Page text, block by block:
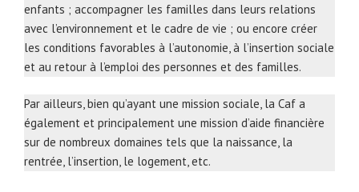
enfants ; accompagner les familles dans leurs relations
avec l’environnement et le cadre de vie ; ou encore créer
les conditions favorables à l’autonomie, à l’insertion sociale
et au retour à l’emploi des personnes et des familles.
Par ailleurs, bien qu’ayant une mission sociale, la Caf a
également et principalement une mission d’aide financière
sur de nombreux domaines tels que la naissance, la
rentrée, l’insertion, le logement, etc.